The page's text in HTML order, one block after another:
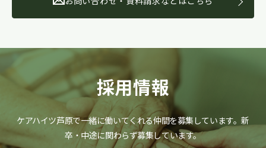
採用情報
ケアハイツ芦原で一緒に働いてくれる仲間を募集しています。新
卒・中途に関わらず募集しています。